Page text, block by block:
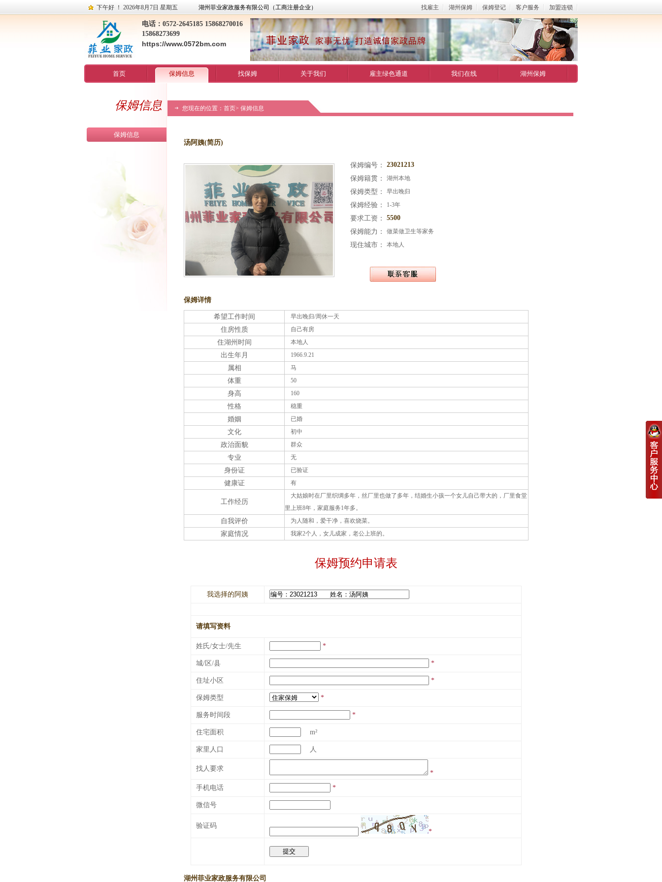
下午好 ！ 2026年8月7日 星期五 湖州菲业家政服务有限公司（工商注册企业） 找雇主 湖州保姆 保姆登记 客户服务 加盟连锁
电话：0572-2645185 15868270016
15868273699
https://www.0572bm.com
首页 保姆信息 找保姆 关于我们 雇主绿色通道 我们在线 湖州保姆
保姆信息
保姆信息
您现在的位置： 首页> 保姆信息
汤阿姨(简历)
保姆编号：
23021213
保姆籍贯：
湖州本地
保姆类型： 早出晚归
保姆经验： 1-3年
要求工资：
5500
保姆能力：
做菜做卫生等家务
现住城市： 本地人
保姆详情
希望工作时间 早出晚归/周休一天
住房性质 自己有房
住湖州时间 本地人
出生年月 1966.9.21
属相 马
体重 50
身高 160
性格 稳重
婚姻 已婚
文化 初中
政治面貌 群众
专业 无
身份证 已验证
健康证 有
工作经历
大姑娘时在厂里织绸多年，丝厂里也做了多年，结婚生小孩一个女儿自己带大的，厂里食堂
里上班8年，家庭服务1年多。
自我评价 为人随和，爱干净，喜欢烧菜。
家庭情况 我家2个人，女儿成家，老公上班的。
保姆预约申请表
我选择的阿姨
请填写资料
姓氏/女士/先生 *
城/区/县 *
住址小区 *
保姆类型 *
服务时间段 *
住宅面积 m²
家里人口 人
找人要求
*
手机电话
*
微信号
验证码
*
湖州菲业家政服务有限公司